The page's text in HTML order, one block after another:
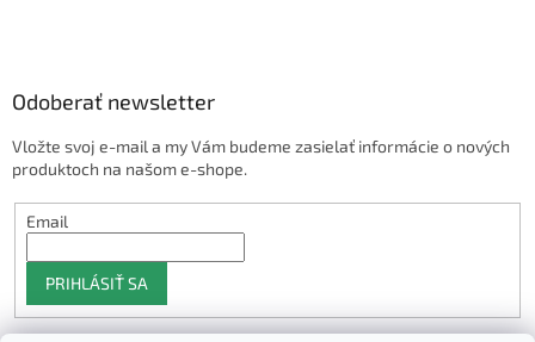
Odoberať newsletter
Vložte svoj e-mail a my Vám budeme zasielať informácie o nových
produktoch na našom e-shope.
Email
PRIHLÁSIŤ SA